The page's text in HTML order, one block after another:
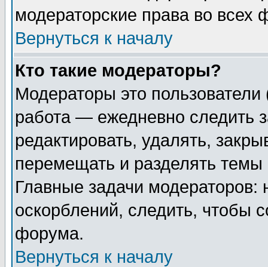
модераторские права во всех
Вернуться к началу
Кто такие модераторы?
Модераторы это
работа — ежедневно следить
редактировать, удалять,
перемещать и разделять
Главные задачи
оскорблений, следить, чтобы
форума.
Вернуться к началу